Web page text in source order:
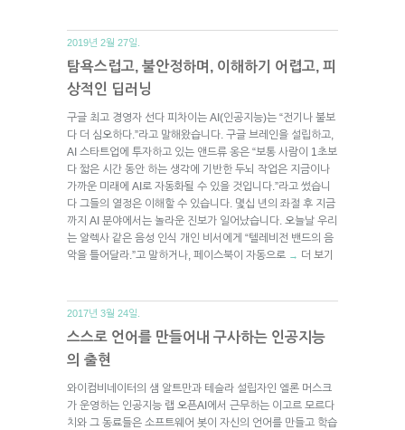
2019년 2월 27일.
탐욕스럽고, 불안정하며, 이해하기 어렵고, 피
상적인 딥러닝
구글 최고 경영자 선다 피차이는 AI(인공지능)는 “전기나 불보
다 더 심오하다.”라고 말해왔습니다. 구글 브레인을 설립하고,
AI 스타트업에 투자하고 있는 앤드류 옹은 “보통 사람이 1초보
다 짧은 시간 동안 하는 생각에 기반한 두뇌 작업은 지금이나
가까운 미래에 AI로 자동화될 수 있을 것입니다.”라고 썼습니
다 그들의 열정은 이해할 수 있습니다. 몇십 년의 좌절 후 지금
까지 AI 분야에서는 놀라운 진보가 일어났습니다. 오늘날 우리
는 알렉사 같은 음성 인식 개인 비서에게 “텔레비전 밴드의 음
악을 틀어달라.”고 말하거나, 페이스북이 자동으로 → 더 보기
2017년 3월 24일.
스스로 언어를 만들어내 구사하는 인공지능
의 출현
와이컴비네이터의 샘 알트만과 테슬라 설립자인 엘론 머스크
가 운영하는 인공지능 랩 오픈AI에서 근무하는 이고르 모르다
치와 그 동료들은 소프트웨어 봇이 자신의 언어를 만들고 학습